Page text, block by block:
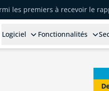
les premiers à recevoir le
Logiciel Fonctionnalités